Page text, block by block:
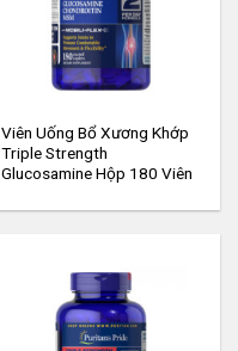
Viên Uống Bổ Xương Khớp
Triple Strength
Glucosamine Hộp 180 Viên